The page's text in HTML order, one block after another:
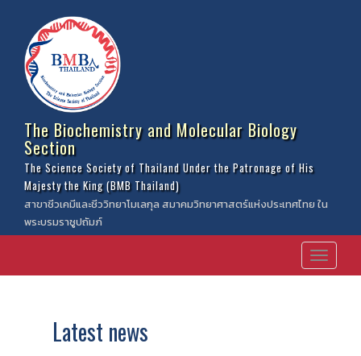
The Biochemistry and Molecular Biology
Section
The Science Society of Thailand Under the Patronage of His
Majesty the King (BMB Thailand)
สาขาชีวเคมีและชีววิทยาโมเลกุล สมาคมวิทยาศาสตร์แห่งประเทศไทย ใน
พระบรมราชูปถัมภ์
Latest news